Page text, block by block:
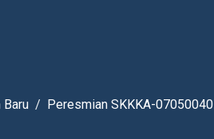
Baru Peresmian SKKKA-07050040